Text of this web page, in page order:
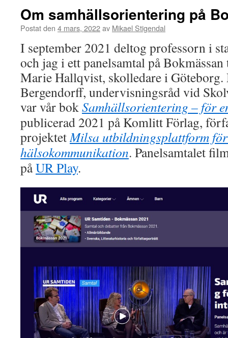
Om samhällsorientering på
Postat den 4 mars, 2022av Mikael Stigendal
I september 2021 deltog professorn i
och jag i ett panelsamtal på
Marie Hallqvist, skolledare i
Bergendorff, undervisningsråd vid
var vår bokSamhällsorientering – för
publicerad 2021 på Komlitt Förlag,
projektetMilsa utbildningsplattform
hälsokommunikation. Panelsamtalet
påUR Play.